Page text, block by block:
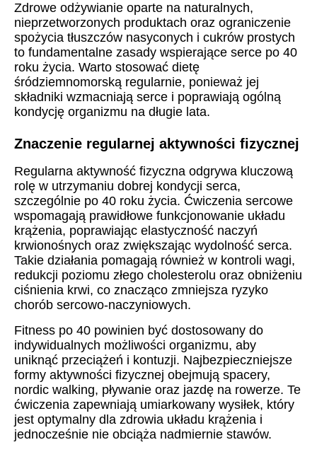
Zdrowe odżywianie oparte na naturalnych,
nieprzetworzonych produktach oraz ograniczenie
spożycia tłuszczów nasyconych i cukrów prostych
to fundamentalne zasady wspierające serce po 40
roku życia. Warto stosować dietę
śródziemnomorską regularnie, ponieważ jej
składniki wzmacniają serce i poprawiają ogólną
kondycję organizmu na długie lata.
Znaczenie regularnej aktywności fizycznej
Regularna aktywność fizyczna odgrywa kluczową
rolę w utrzymaniu dobrej kondycji serca,
szczególnie po 40 roku życia. Ćwiczenia sercowe
wspomagają prawidłowe funkcjonowanie układu
krążenia, poprawiając elastyczność naczyń
krwionośnych oraz zwiększając wydolność serca.
Takie działania pomagają również w kontroli wagi,
redukcji poziomu złego cholesterolu oraz obniżeniu
ciśnienia krwi, co znacząco zmniejsza ryzyko
chorób sercowo-naczyniowych.
Fitness po 40 powinien być dostosowany do
indywidualnych możliwości organizmu, aby
uniknąć przeciążeń i kontuzji. Najbezpieczniejsze
formy aktywności fizycznej obejmują spacery,
nordic walking, pływanie oraz jazdę na rowerze. Te
ćwiczenia zapewniają umiarkowany wysiłek, który
jest optymalny dla zdrowia układu krążenia i
jednocześnie nie obciąża nadmiernie stawów.